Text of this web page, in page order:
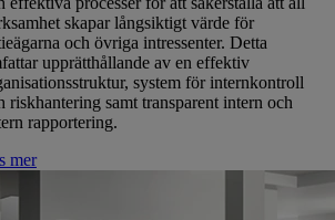
skapar långsiktigt värde för
och övriga intressenter. Detta
upprätthållande av en effektiv
system för internkontroll
riskhantering samt transparent intern och
rapportering.
mer